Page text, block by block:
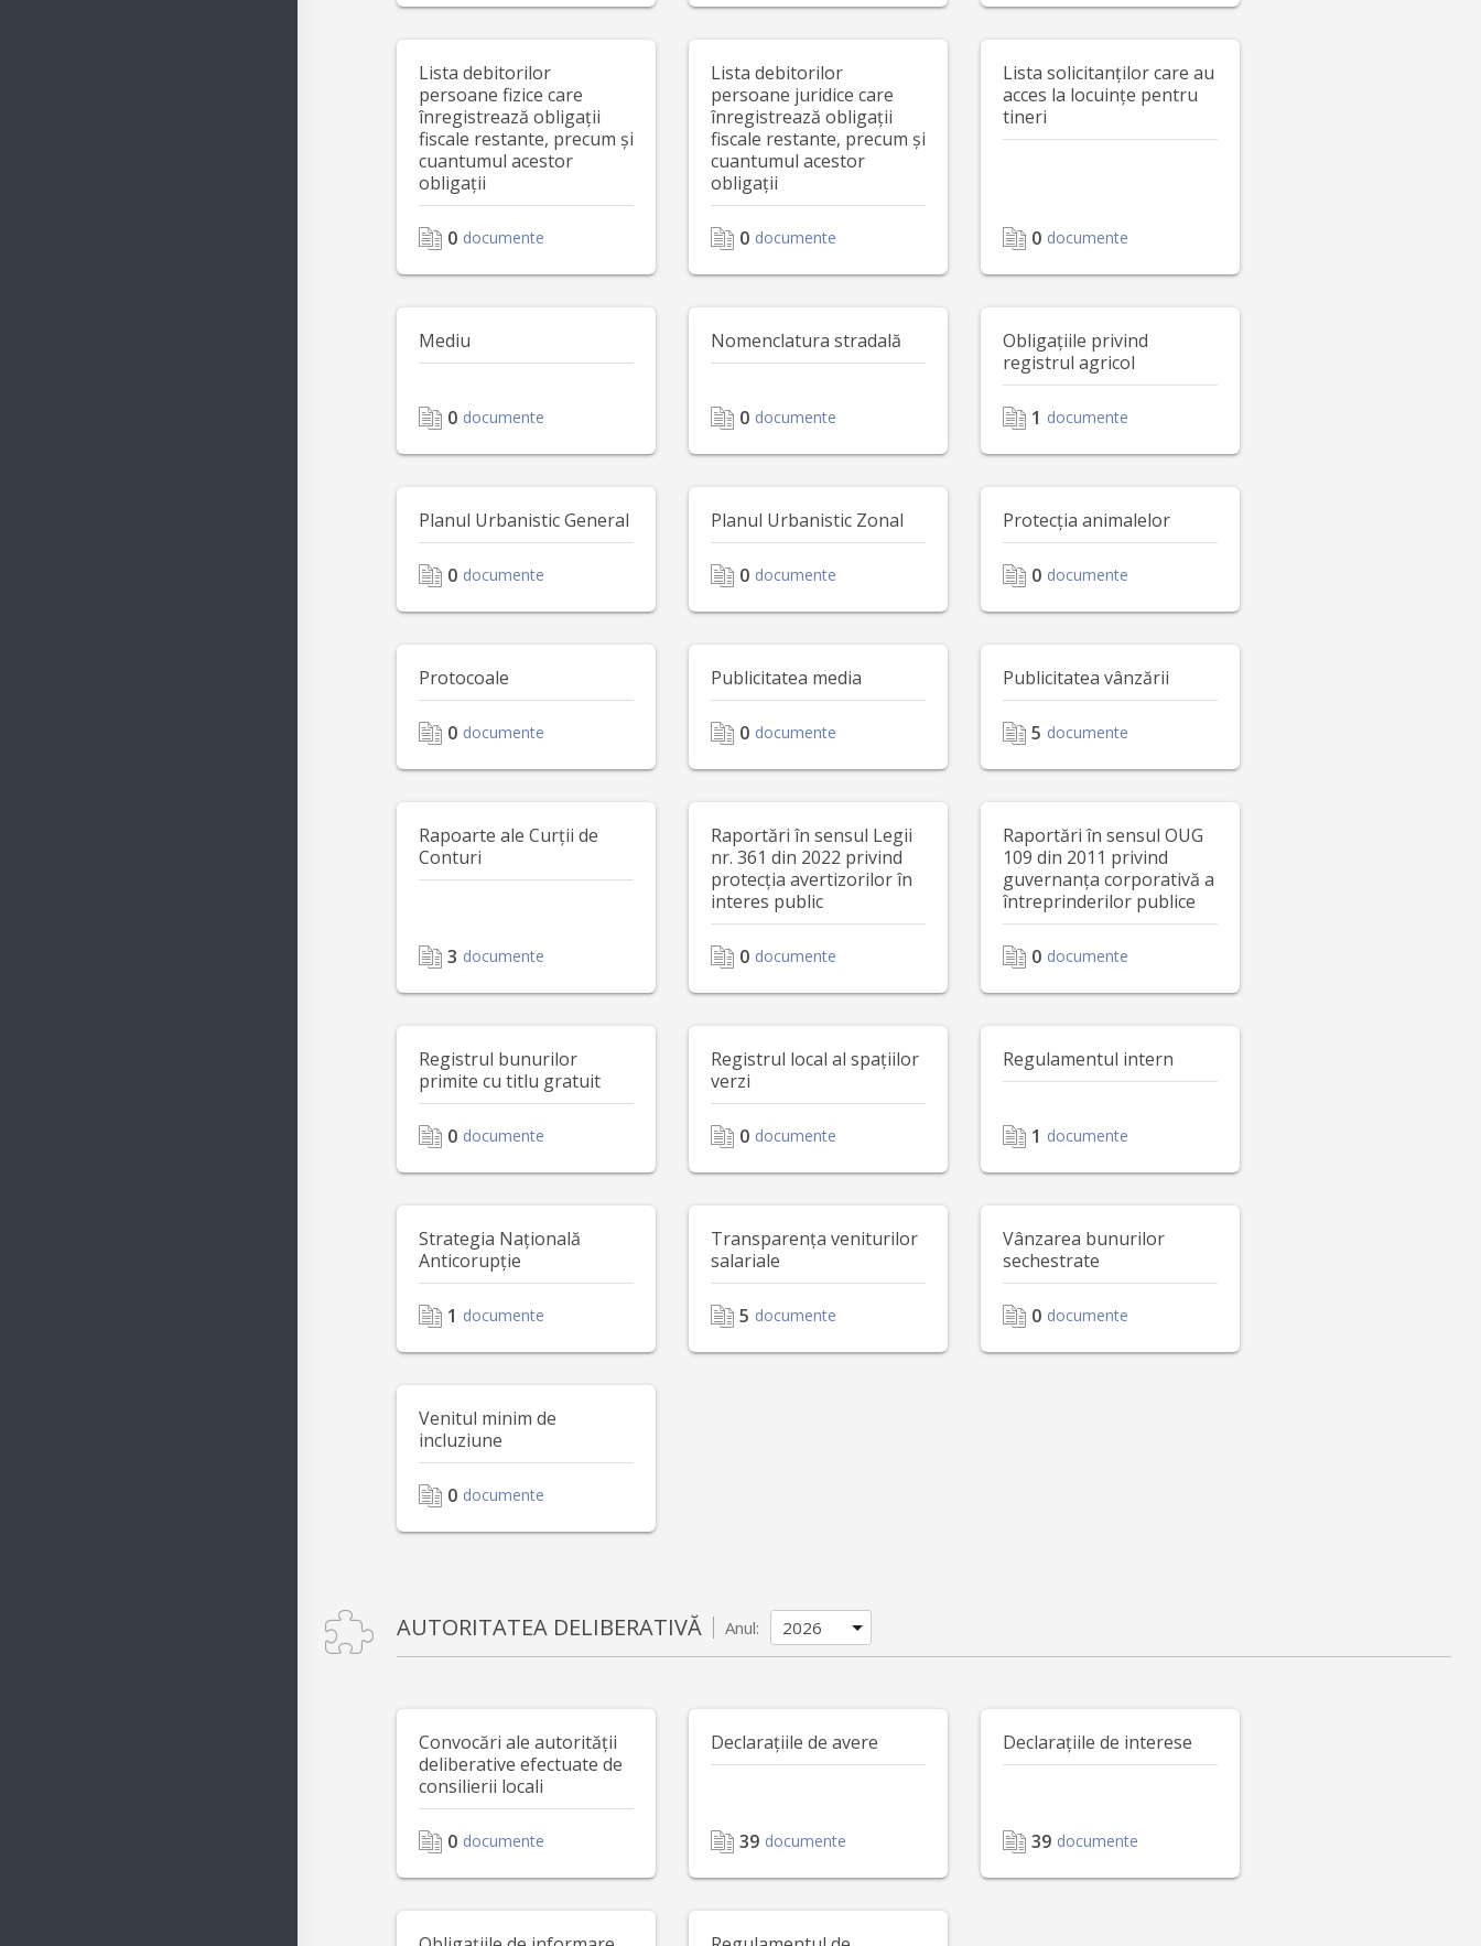
Lista debitorilor
persoane fizice care
înregistrează obligații
fiscale restante, precum și
cuantumul acestor
obligații
0 documente
Lista debitorilor
persoane juridice care
înregistrează obligații
fiscale restante, precum și
cuantumul acestor
obligații
0 documente
Lista solicitanților care au
acces la locuințe pentru
tineri
0 documente
Mediu
0 documente
Nomenclatura stradală
0 documente
Obligațiile privind
registrul agricol
1 documente
Planul Urbanistic General
0 documente
Planul Urbanistic Zonal
0 documente
Protecția animalelor
0 documente
Protocoale
0 documente
Publicitatea media
0 documente
Publicitatea vânzării
5 documente
Rapoarte ale Curții de
Conturi
3 documente
Raportări în sensul Legii
nr. 361 din 2022 privind
protecția avertizorilor în
interes public
0 documente
Raportări în sensul OUG
109 din 2011 privind
guvernanța corporativă a
întreprinderilor publice
0 documente
Registrul bunurilor
primite cu titlu gratuit
0 documente
Registrul local al spațiilor
verzi
0 documente
Regulamentul intern
1 documente
Strategia Națională
Anticorupție
1 documente
Transparența veniturilor
salariale
5 documente
Vânzarea bunurilor
sechestrate
0 documente
Venitul minim de
incluziune
0 documente
AUTORITATEA DELIBERATIVĂ Anul:
Convocări ale autorității
deliberative efectuate de
consilierii locali
0 documente
Declarațiile de avere
39 documente
Declarațiile de interese
39 documente